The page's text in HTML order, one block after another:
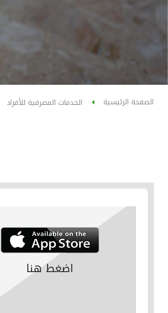
الصفحة الرئيسية الخدمات المصرفية للأفراد
اضغط هنا